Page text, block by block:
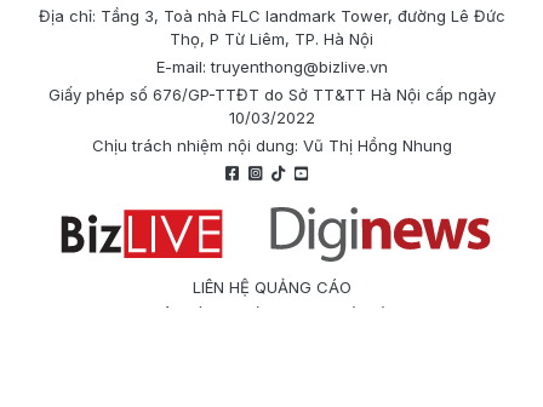
Địa chỉ: Tầng 3, Toà nhà FLC landmark Tower, đường Lê Đức
Thọ, P Từ Liêm, TP. Hà Nội
E-mail:truyenthong@bizlive.vn
Giấy phép số 676/GP-TTĐT do Sở TT&TT Hà Nội cấp ngày
10/03/2022
Chịu trách nhiệm nội dung: Vũ Thị Hồng Nhung
LIÊN HỆ QUẢNG CÁO